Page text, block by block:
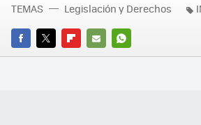
FACEBOOK
TWITTERFLIPBOARD
E-
WHATSAPP
TEMAS Legislación y Derechos